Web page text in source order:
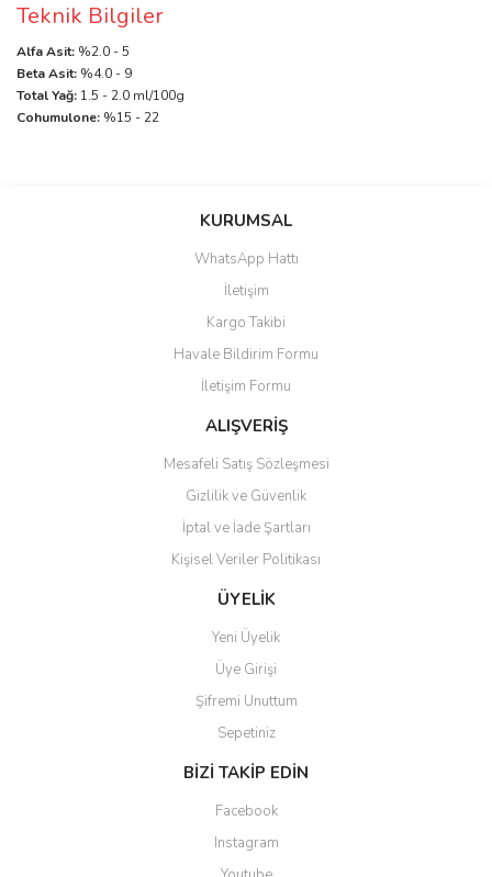
Teknik Bilgiler
Alfa Asit: %2.0 - 5
Beta Asit: %4.0 - 9
Total Yağ: 1.5 - 2.0 ml/100g
Cohumulone: %15 - 22
Bu ürüne ilk yorumu siz yapın!
Yorum Yaz
Ürün resmi kalitesiz, bozuk veya görüntülenemiyor.
Ürün açıklamasında eksik bilgiler bulunuyor.
Ürün bilgilerinde hatalar bulunuyor.
Ürün fiyatı diğer sitelerden daha pahalı.
Bu ürüne benzer farklı alternatifler olmalı.
Gönder
KURUMSAL
WhatsApp Hattı
İletişim
Kargo Takibi
Havale Bildirim Formu
İletişim Formu
ALIŞVERİŞ
Mesafeli Satış Sözleşmesi
Gizlilik ve Güvenlik
İptal ve İade Şartları
Kişisel Veriler Politikası
ÜYELİK
Yeni Üyelik
Üye Girişi
Şifremi Unuttum
Sepetiniz
BİZİ TAKİP EDİN
Facebook
Instagram